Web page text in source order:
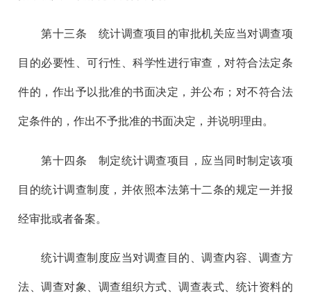
第十三条 统计调查项目的审批机关应当对调查项
目的必要性、可行性、科学性进行审查，对符合法定条
件的，作出予以批准的书面决定，并公布；对不符合法
定条件的，作出不予批准的书面决定，并说明理由。
第十四条 制定统计调查项目，应当同时制定该项
目的统计调查制度，并依照本法第十二条的规定一并报
经审批或者备案。
统计调查制度应当对调查目的、调查内容、调查方
法、调查对象、调查组织方式、调查表式、统计资料的